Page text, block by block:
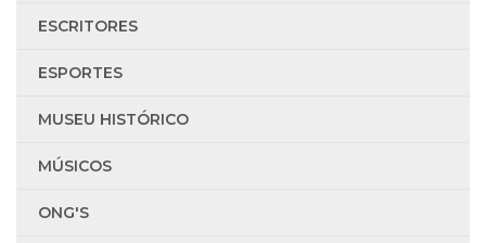
ESCRITORES
ESPORTES
MUSEU HISTÓRICO
MÚSICOS
ONG'S